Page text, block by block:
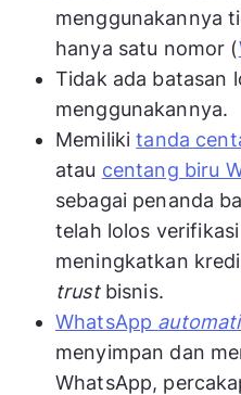
menggunakannya
hanya satu nomor (
Tidak ada batasan
menggunakannya.
Memilikitanda
atau centang biru
sebagai penanda
telah lolos
meningkatkan
trustbisnis.
WhatsApp
menyimpan dan
WhatsApp,